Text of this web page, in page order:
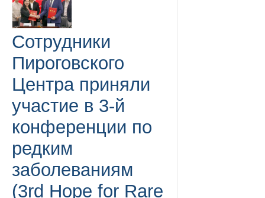
Сотрудники
Пироговского
Центра приняли
участие в 3-й
конференции по
редким
заболеваниям
(3rd Hope for Rare